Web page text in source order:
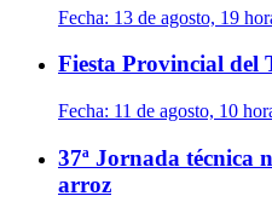
Fecha: 13 de agosto, 19
Fiesta Provincial del
Fecha: 11 de agosto, 10
37ª Jornada técnica
arroz